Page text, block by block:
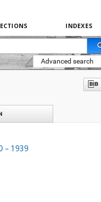
INDEXES
Advanced search
– 1939